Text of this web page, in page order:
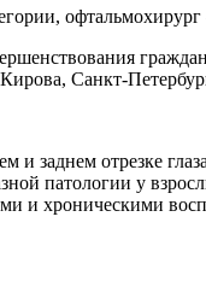
офтальмохирург
Санкт-
и заднем отрезке
патологии у
и хроническими